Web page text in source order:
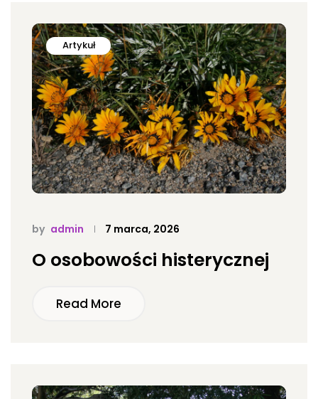
Artykuł
by admin 7 marca, 2026
O osobowości histerycznej
Read More